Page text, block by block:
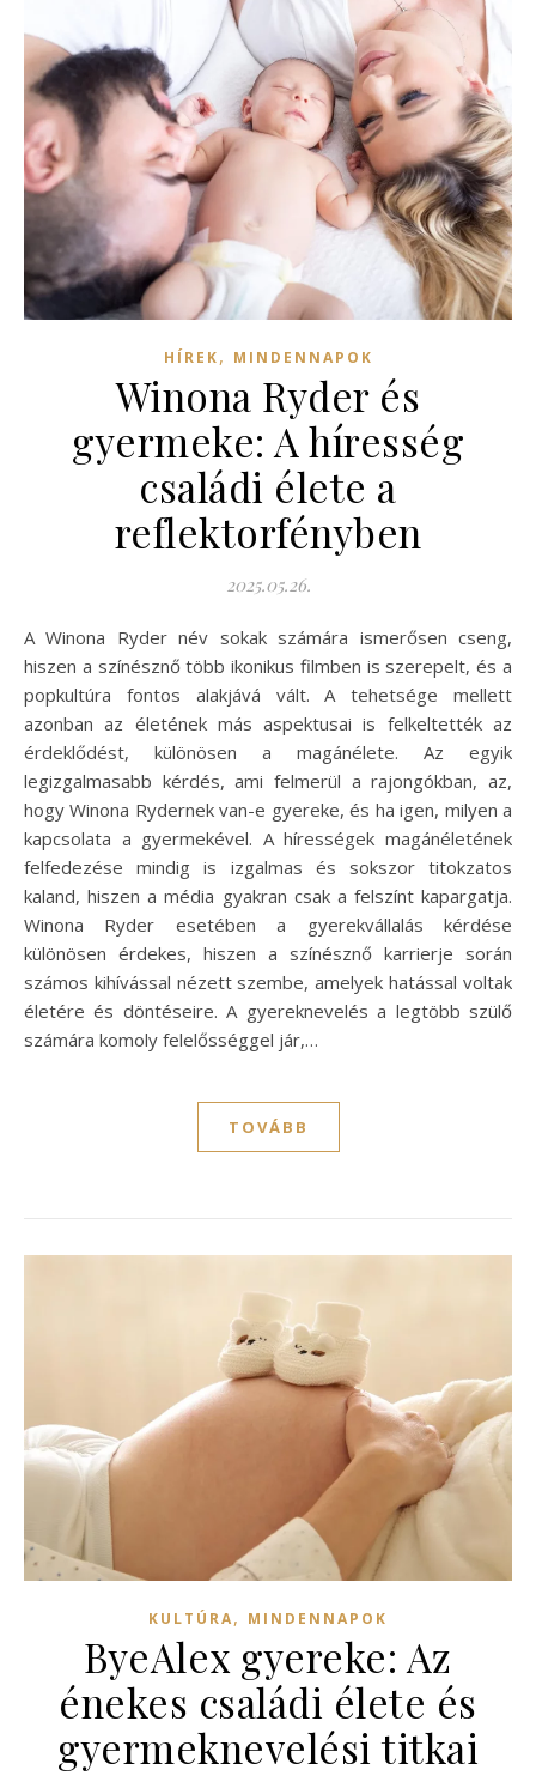
HÍREK, MINDENNAPOK
Winona Ryder és
gyermeke: A híresség
családi élete a
reflektorfényben
2025.05.26.
A Winona Ryder név sokak számára ismerősen cseng,
hiszen a színésznő több ikonikus filmben is szerepelt, és a
popkultúra fontos alakjává vált. A tehetsége mellett
azonban az életének más aspektusai is felkeltették az
érdeklődést, különösen a magánélete. Az egyik
legizgalmasabb kérdés, ami felmerül a rajongókban, az,
hogy Winona Rydernek van-e gyereke, és ha igen, milyen a
kapcsolata a gyermekével. A hírességek magánéletének
felfedezése mindig is izgalmas és sokszor titokzatos
kaland, hiszen a média gyakran csak a felszínt kapargatja.
Winona Ryder esetében a gyerekvállalás kérdése
különösen érdekes, hiszen a színésznő karrierje során
számos kihívással nézett szembe, amelyek hatással voltak
életére és döntéseire. A gyereknevelés a legtöbb szülő
számára komoly felelősséggel jár,…
TOVÁBB
KULTÚRA, MINDENNAPOK
ByeAlex gyereke: Az
énekes családi élete és
gyermeknevelési titkai